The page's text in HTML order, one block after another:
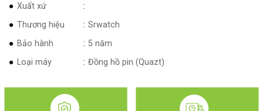
Xuất xứ
Thương hiệu
Srwatch
Bảo hành
5 năm
Loại máy
Đồng hồ pin (Quazt)